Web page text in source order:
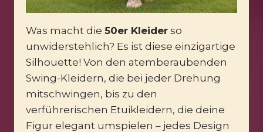
Was macht die 50er Kleider so
unwiderstehlich? Es ist diese einzigartige
Silhouette! Von den atemberaubenden
Swing-Kleidern, die bei jeder Drehung
mitschwingen, bis zu den
verführerischen Etuikleidern, die deine
Figur elegant umspielen – jedes Design